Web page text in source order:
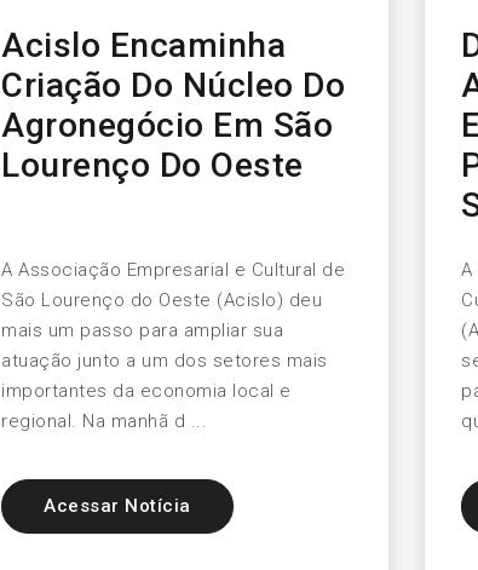
Acislo Encaminha
Criação Do Núcleo Do
Agronegócio Em São
Lourenço Do Oeste
A Associação Empresarial e Cultural de
São Lourenço do Oeste (Acislo) deu
mais um passo para ampliar sua
atuação junto a um dos setores mais
importantes da economia local e
regional. Na manhã d ...
Acessar Notícia
A